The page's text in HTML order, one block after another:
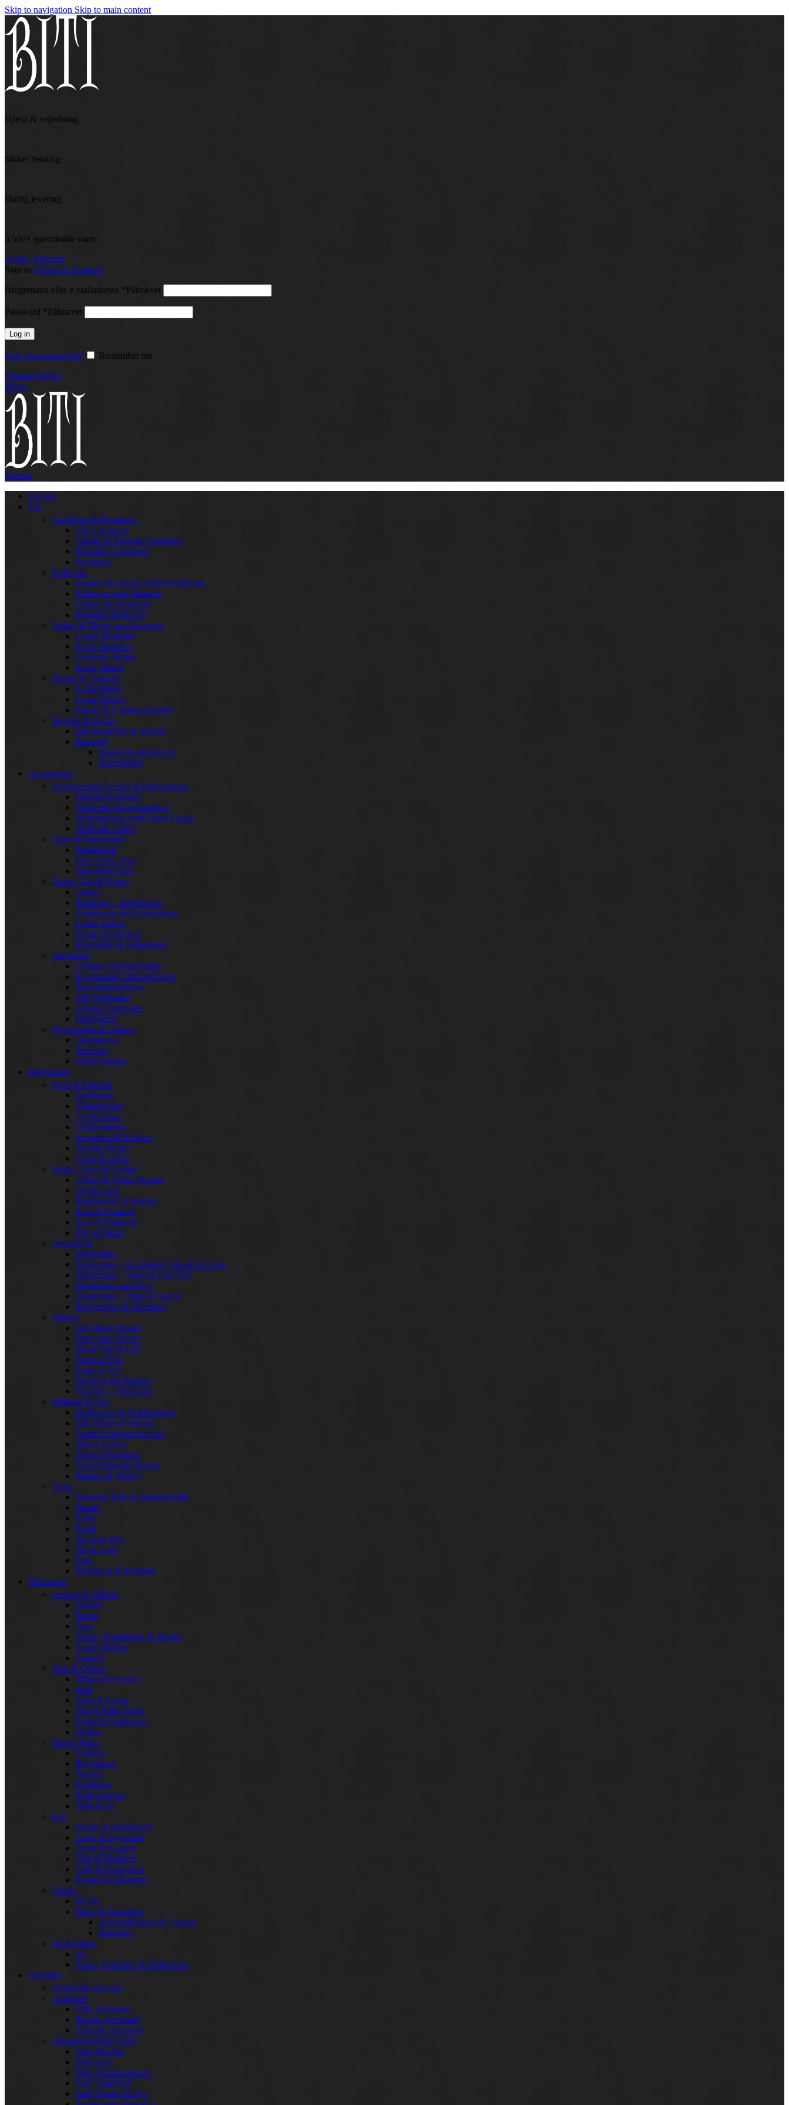
Skip to navigation Skip to main content
Hjælp & vejledning
Sikker betaling
Hurtig levering
3.500+ spændende varer
Login / Register
Sign in Create an Account
Brugernavn eller e-mailadresse * Påkrævet
Password * Påkrævet
Log in
Lost your password?
Remember me
0 items 0,00 kr.
Menu
0 items
Forside
Tøj
Cardigans & Ponchoer
Uld Cardigans
Alpaka & Possum Cardigans
Bomulds Cardigans
Ponchoer
Pullovere
Ensfarvede Korte/ Dame Pullovere
Pullovere med Mønster
Unisex & Herrestrik
Bomulds Pullovere
Jakker & Bluser med Knapper
Lange Modeller
Korte Modeller
Længere Ærmer
Korte Ærmer
Bluser & Tunikaer
Korte bluser
Lange Bluser
Bluser & T-shirts af Jersey
Skjorter & Kjoler
Bondeskjorter til Voksne
Børnetøj
Børne Bondeskjorter
Børnekjoler
Accessories
Strikhandsker, Luffer & Pulsvarmere
Håndledsvarmere
Strikkede Fingerhandsker
Strikhandsker med Korte Fingre
Strikkede Luffer
Huer & Pandebånd
Pandebånd
Huer Uden Foer
Huer Med Foer
Tasker, Net & Punge
Tasker
Bumbags – Bæltetasker
Toilettasker & Projekttasker
Læder Punge
Punge Filt & Stof
Rygsække & Indkøbsnet
Tørklæder
Aflange Silketørklæder
Kvadratiske Silketørklæder
Bomuldstørklæder
Uld Tørklæder
Alpaka Tørklæder
Halsedisser
Hjemmesko & Sokker
Hjemmesko
Strømper
Uldne Sokker
Brugskunst
Pænt & Praktisk
Forklæder
Viskestykker
Grydelapper
Grillhandsker
Servietter & Holdere
Nyttigt Design
Vaser & stager
Smukt, Sjovt & Nyttigt
Velour & Nikke Figurer
Hæfter mm.
Bogmærker af Karton
Kort & Postkort
Pynt til Ophæng
Dyr af Metal
Designting
Modelbiler
Nøgleringe – Kærlighed, Musik & Engle
Nøgleringe – Sport & Fart m.fl.
Nøgleringe med Dyr
Nøgleringe – Pippi & Mumi
Bogmærker & Magneter
Figurer
Jim Shore Figurer
More than Words
Får af Træ & Uld
Fugle af Træ
Katte af Træ
Træ Dyr fra Skoven
Træ Dyr – Eksotiske
Måltider & Leg
Madkasser & Drikkedunke
Elsa Beskow Service
Astrid Lindgren Service
Mumi Service
Service Porcelæn
Spil til Børn & Voksne
Bamser & Tøjdyr
Tema
Blomster Bier & Sommerfugle
Hunde
Katte
Fugle
Skovens Dyr
Får & Lam
Elge
Bryllup & Kærlighed
Miniaturer
Dukker & Møbler
Dukker
Borde
Stole
Skabe, Kommoder & Reoler
Andre Møbler
Lamper
Mad & Drikke
Miniature Service
Mad
Brød & Kager
Slik & Søde Sager
Frugt & Grøntsager
Drikke
Husets Rum
Entréen
Bryggerset
Stuerne
Køkkenet
Badeværelset
Strik & Sy
Fag
Musik & Billedkunst
Læge & Sygepleje
Skole & Legetøj
Ting til Butikker
Café & Restaurant
Kontor & Bibliotek
Udeliv
På Tur
Have & Terasseliv
Haveredskaber & Værktøj
Blomster
Jul & Påske
Jul
Påske, Fastelavn & Halloween
Smykker
Broderede Brocher
Armbånd
Sølv Armbånd
Bronze Armbånd
Vævede Armbånd
Vikingesmykker i Sølv
Sølv Brocher
Sølv Kors
Sølv Thorshammere
Sølv Yggdrasil
Sølv Figurer & Dyr